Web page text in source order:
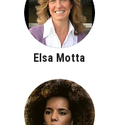
Elsa Motta